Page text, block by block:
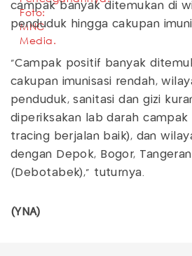
campak banyak ditemukan di
penduduk hingga cakupan
"Campak positif banyak
cakupan imunisasi rendah,
penduduk, sanitasi dan gizi
diperiksakan lab darah campak
tracing berjalan baik), dan
dengan Depok, Bogor,
(Debotabek)," tuturnya.
(YNA)